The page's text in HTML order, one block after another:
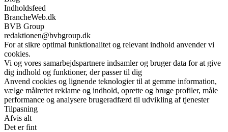
Indholdsfeed
BrancheWeb.dk
BVB Group
redaktionen@bvbgroup.dk
For at sikre optimal funktionalitet og relevant indhold anvender vi
cookies.
Vi og vores samarbejdspartnere indsamler og bruger data for at give
dig indhold og funktioner, der passer til dig
Anvend cookies og lignende teknologier til at gemme information,
vælge målrettet reklame og indhold, oprette og bruge profiler, måle
performance og analysere brugeradfærd til udvikling af tjenester
Tilpasning
Afvis alt
Det er fint